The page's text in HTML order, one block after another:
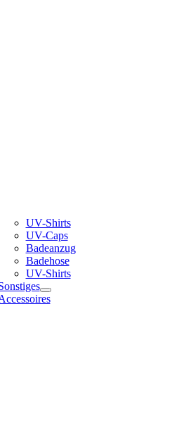
UV-Shirts
UV-Caps
Badeanzug
Badehose
UV-Shirts